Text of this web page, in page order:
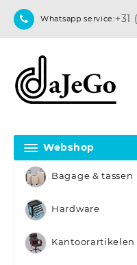
Whatsapp service:+31
Webshop
Bagage & tassen
Hardware
Kantoorartikelen